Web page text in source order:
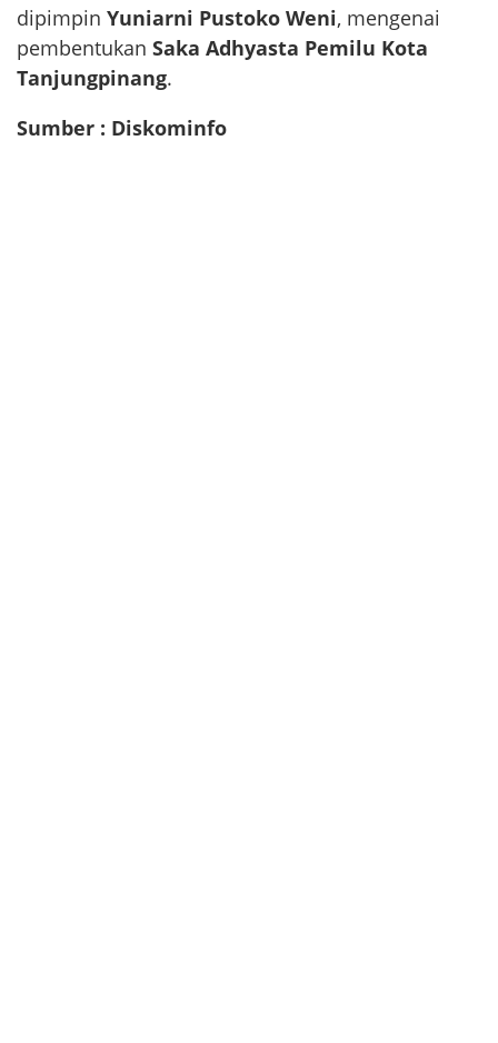
dipimpin Yuniarni Pustoko Weni, mengenai
pembentukan Saka Adhyasta Pemilu Kota
Tanjungpinang.
Sumber : Diskominfo